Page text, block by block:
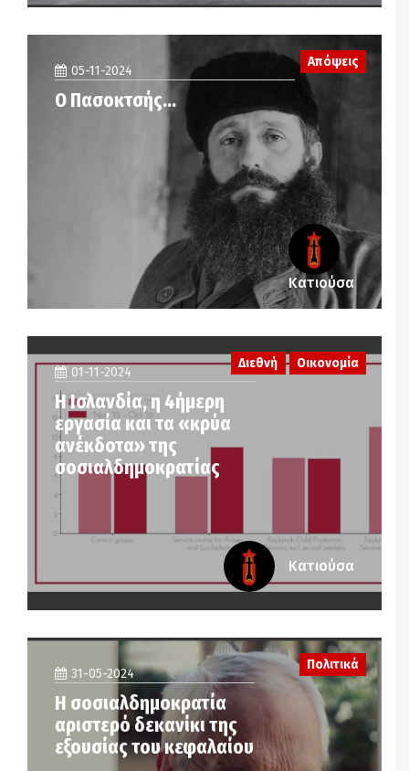
Απόψεις
05-11-2024
Ο Πασοκτσής…
Κατιούσα
01-11-2024
Η Ισλανδία, η 4ήμερη
εργασία και τα «κρύα
ανέκδοτα» της
σοσιαλδημοκρατίας
Διεθνή Οικονομία
Κατιούσα
31-05-2024
Η σοσιαλδημοκρατία
αριστερό δεκανίκι της
εξουσίας του κεφαλαίου
Πολιτικά